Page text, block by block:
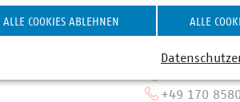
Jan
+49 170
ALLE COOKIES ABLEHNEN ALLE